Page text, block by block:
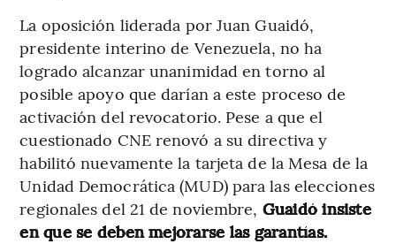
La oposición liderada por Juan Guaidó,
presidente interino de Venezuela, no ha
logrado alcanzar unanimidad en torno al
posible apoyo que darían a este proceso de
activación del revocatorio. Pese a que el
cuestionado CNE renovó a su directiva y
habilitó nuevamente la tarjeta de la Mesa de la
Unidad Democrática (MUD) para las elecciones
regionales del 21 de noviembre, Guaidó insiste
en que se deben mejorarse las garantías.